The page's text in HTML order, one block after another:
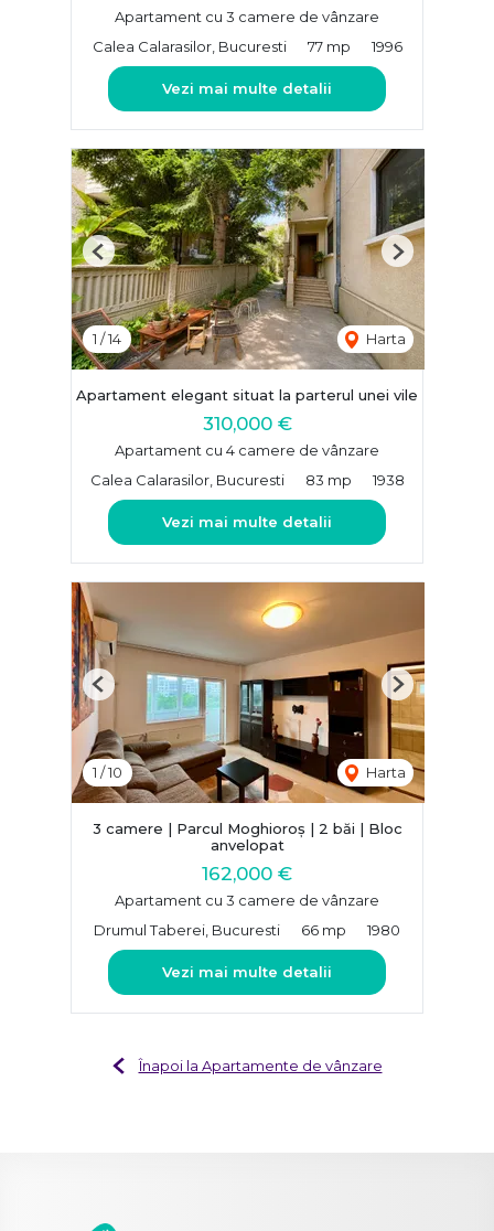
Apartament cu 3 camere de vânzare
Calea Calarasilor, Bucuresti
77 mp 1996
Vezi mai multe detalii
1 /14 Harta
Previous Next
Apartament elegant situat la parterul unei vile
310,000 €
Apartament cu 4 camere de vânzare
Calea Calarasilor, Bucuresti
83 mp 1938
Vezi mai multe detalii
1 /10 Harta
Previous Next
3 camere | Parcul Moghioroș | 2 băi | Bloc
anvelopat
162,000 €
Apartament cu 3 camere de vânzare
Drumul Taberei, Bucuresti
66 mp 1980
Vezi mai multe detalii
Înapoi la Apartamente de vânzare